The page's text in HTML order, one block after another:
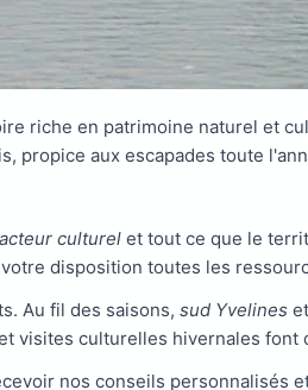
riche en patrimoine naturel et
propice aux escapades toute
acteur culturel et tout ce que le
disposition toutes les
Au fil des saisons, sud Yvelines
visites culturelles hivernales
nos conseils personnalisés